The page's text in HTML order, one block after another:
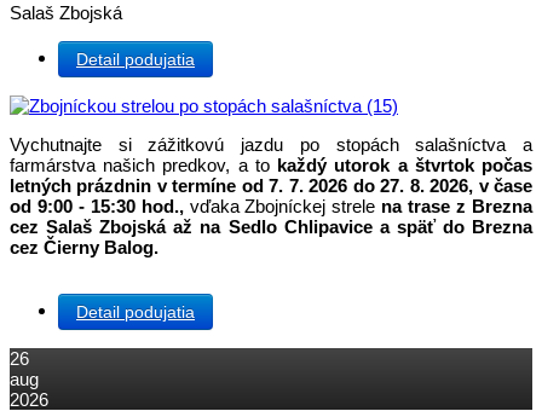
Salaš Zbojská
Detail podujatia
Vychutnajte si zážitkovú jazdu po stopách salašníctva a
farmárstva našich predkov, a to každý utorok a štvrtok počas
letných prázdnin v termíne od 7. 7. 2026 do 27. 8. 2026, v čase
od 9:00 - 15:30 hod.,vďaka Zbojníckej strele na trase z Brezna
cez Salaš Zbojská až na Sedlo Chlipavice a späť do Brezna
cez Čierny Balog.
Detail podujatia
26
aug
2026